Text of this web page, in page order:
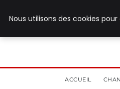
ACCUEIL
Nous utilisons des cookies